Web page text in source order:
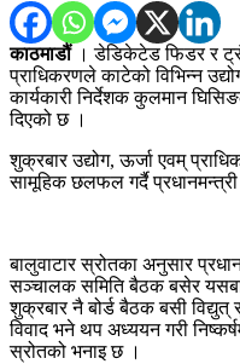
काठमाडौं। डेडिकेटेड फिडर र
प्राधिकरणले काटेको विभिन्न
कार्यकारी निर्देशक कुलमान
दिएको छ ।
शुक्रबार उद्योग, ऊर्जा एवम्
सामूहिक छलफल गर्दै
बालुवाटार स्रोतका अनुसार
सञ्चालक समिति बैठक बसेर
शुक्रबार नै बोर्ड बैठक बसी
विवाद भने थप अध्ययन गरी
स्रोतको भनाइ छ ।